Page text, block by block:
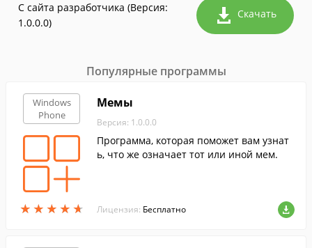
С сайта разработчика (Версия:
1.0.0.0)
Скачать
Популярные программы
Windows
Phone
★ ★ ★ ★ ★
★ ★ ★ ★ ★
Мемы
Версия: 1.0.0.0
Программа, которая поможет вам узнат
ь, что же означает тот или иной мем.
Лицензия: Бесплатно